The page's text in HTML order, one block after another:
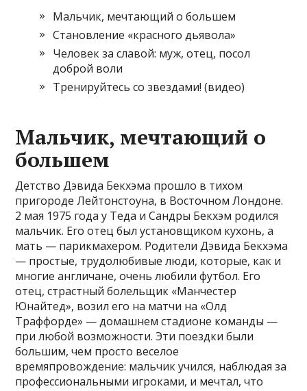
Мальчик, мечтающий о большем
Становление «красного дьявола»
Человек за славой: муж, отец, посол
доброй воли
Тренируйтесь со звездами! (видео)
Мальчик, мечтающий о
большем
Детство Дэвида Бекхэма прошло в тихом
пригороде Лейтонстоуна, в Восточном Лондоне.
2 мая 1975 года у Теда и Сандры Бекхэм родился
мальчик. Его отец был установщиком кухонь, а
мать — парикмахером. Родители Дэвида Бекхэма
— простые, трудолюбивые люди, которые, как и
многие англичане, очень любили футбол. Его
отец, страстный болельщик «Манчестер
Юнайтед», возил его на матчи на «Олд
Траффорде» — домашнем стадионе команды —
при любой возможности. Эти поездки были
большим, чем просто веселое
времяпровождение: мальчик учился, наблюдая за
профессиональными игроками, и мечтал, что